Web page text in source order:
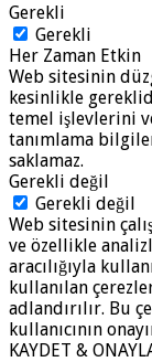
Gerekli
Gerekli
Her Zaman Etkin
Web sitesinin
kesinlikle
temel işlevlerini
tanımlama
saklamaz.
Gerekli değil
Gerekli değil
Web sitesinin
ve özellikle
aracılığıyla
kullanılan
adlandırılır. Bu
kullanıcının
KAYDET &